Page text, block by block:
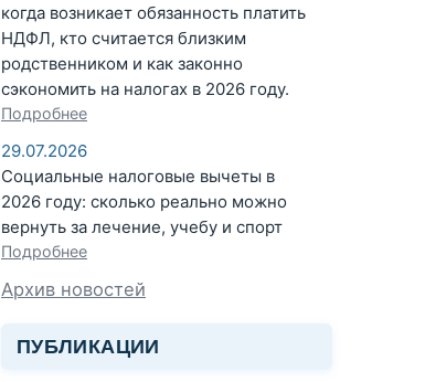
когда возникает обязанность платить
НДФЛ, кто считается близким
родственником и как законно
сэкономить на налогах в 2026 году.
Подробнее
29.07.2026
Социальные налоговые вычеты в
2026 году: сколько реально можно
вернуть за лечение, учебу и спорт
Подробнее
Архив новостей
ПУБЛИКАЦИИ